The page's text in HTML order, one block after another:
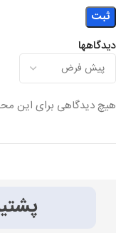
دیدگاهها
هیچ دیدگاهی برای این